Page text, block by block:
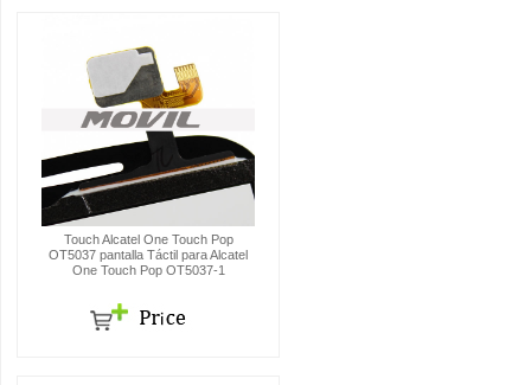
Touch Alcatel One Touch Pop
OT5037 pantalla Táctil para Alcatel
One Touch Pop OT5037-1